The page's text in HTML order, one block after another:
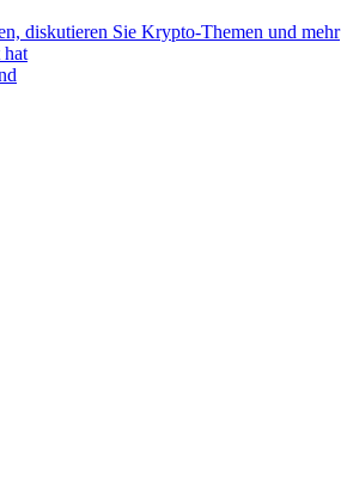
diskutieren Sie Krypto-Themen und mehr
hat